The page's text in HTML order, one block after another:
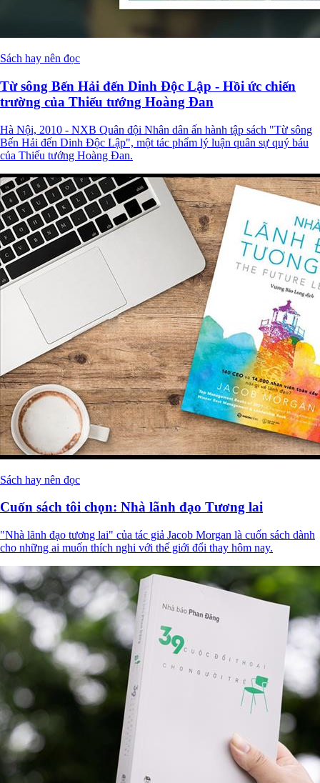
Sách hay nên đọc
Từ sông Bến Hải đến Dinh Độc Lập - Hồi ức chiến
trường của Thiếu tướng Hoàng Đan
Hà Nội, 2010 - NXB Quân đội Nhân dân ấn hành tập sách "Từ
sông Bến Hải đến Dinh Độc Lập", một tác phẩm lý luận quân sự
quý báu của Thiếu tướng Hoàng Đan.
Sách hay nên đọc
Cuốn sách tôi chọn: Nhà lãnh đạo Tương lai
"Nhà lãnh đạo tương lai" của tác giả Jacob Morgan là cuốn sách
dành cho những ai muốn thích nghi với thế giới đổi thay hôm nay.